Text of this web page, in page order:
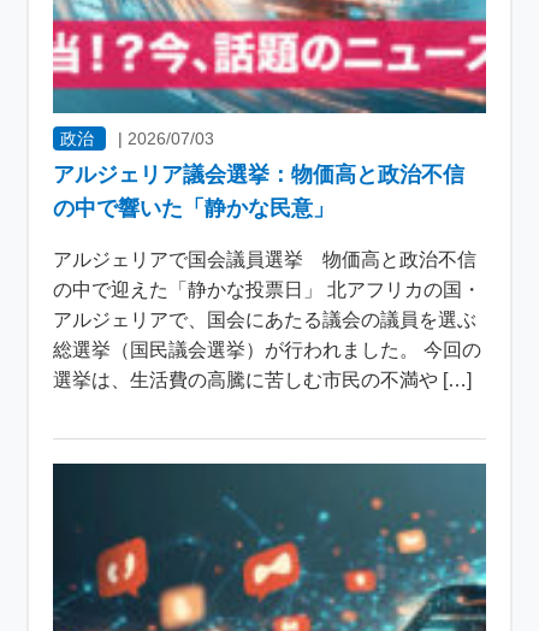
政治 |2026/07/03
アルジェリア議会選挙：物価高と政治不信
の中で響いた「静かな民意」
アルジェリアで国会議員選挙 物価高と政治不信
の中で迎えた「静かな投票日」 北アフリカの国・
アルジェリアで、国会にあたる議会の議員を選ぶ
総選挙（国民議会選挙）が行われました。 今回の
選挙は、生活費の高騰に苦しむ市民の不満や […]